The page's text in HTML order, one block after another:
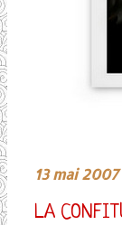
13 mai 2007
LA